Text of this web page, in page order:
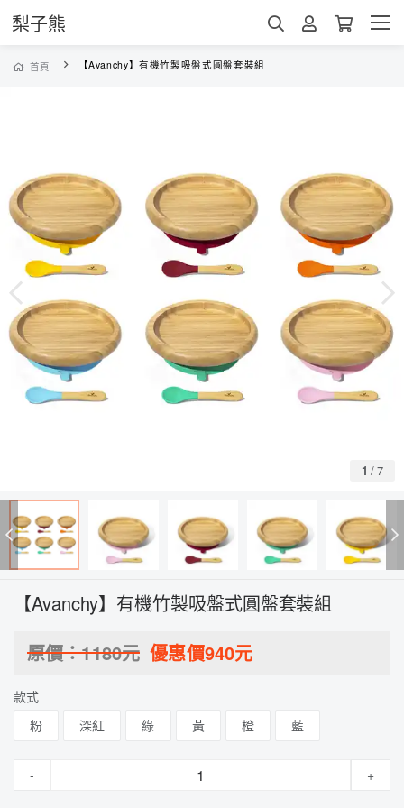
梨子熊
首頁 【Avanchy】有機竹製吸盤式圓盤套裝組
1 /7
【Avanchy】有機竹製吸盤式圓盤套裝組
原價：1180元 優惠價940元
款式
粉
深紅 綠 黃 橙 藍
- +